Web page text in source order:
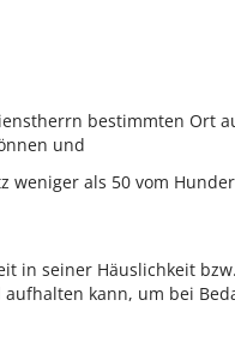
bestimmten Ort
und
weniger als 50 vom
in seiner Häuslichkeit
kann, um bei